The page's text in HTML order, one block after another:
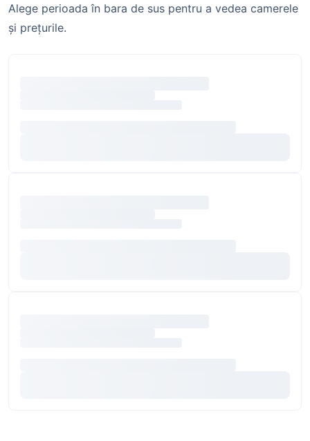
Alege perioada în bara de sus pentru a vedea camerele
și prețurile.